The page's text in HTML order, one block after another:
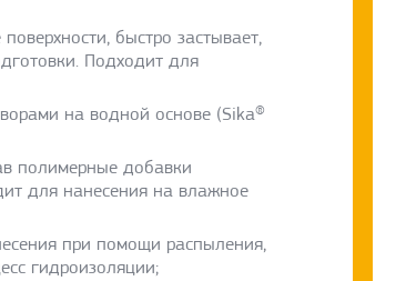
быстро застывает,
Подходит для
на водной основе (Sika®
полимерные добавки
для нанесения на влажное
при помощи распыления,
гидроизоляции;